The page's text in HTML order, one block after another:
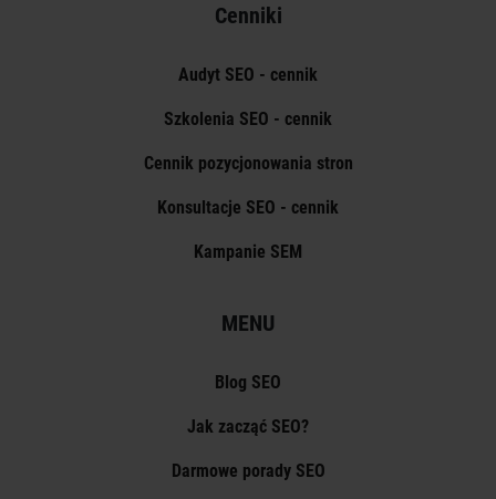
Cenniki
Audyt SEO - cennik
Szkolenia SEO - cennik
Cennik pozycjonowania stron
Konsultacje SEO - cennik
Kampanie SEM
MENU
Blog SEO
Jak zacząć SEO?
Darmowe porady SEO